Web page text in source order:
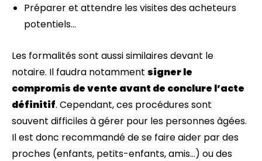
Préparer et attendre les visites des acheteurs
potentiels…
Les formalités sont aussi similaires devant le
notaire. Il faudra notamment signer le
compromis de vente avant de conclure l’acte
définitif. Cependant, ces procédures sont
souvent difficiles à gérer pour les personnes âgées.
Il est donc recommandé de se faire aider par des
proches (enfants, petits-enfants, amis…) ou des